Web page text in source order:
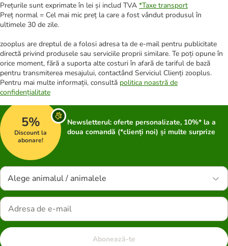
Prețurile sunt exprimate în lei și includ TVA *Taxe transport
Preț normal = Cel mai mic preț la care a fost vândut produsul în
ultimele 30 de zile.
zooplus are dreptul de a folosi adresa ta de e-mail pentru publicitate
directă privind produsele sau serviciile proprii similare. Te poți opune în
orice moment, fără a suporta alte costuri în afară de tariful de bază
pentru transmiterea mesajului, contactând Serviciul Clienți zooplus.
Pentru mai multe informații, consultă politica noastră de
confidențialitate
5%
Discount la
abonare!
Newsletterul: oferte personalizate, 10%* la a
doua comandă (*clienți noi) și multe surprize
Alege animalul / animalele
Abonează-te